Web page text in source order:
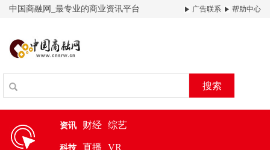
中国商融网_最专业的商业资讯平台 广告联系 帮助中心
搜索
资讯 财经 综艺
科技 直播 VR